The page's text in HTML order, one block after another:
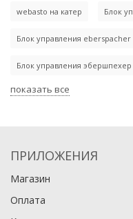
webasto на катер Блок
Блок управления eberspacher
Блок управления эбершпехер
показать все
ПРИЛОЖЕНИЯ
Магазин
Оплата